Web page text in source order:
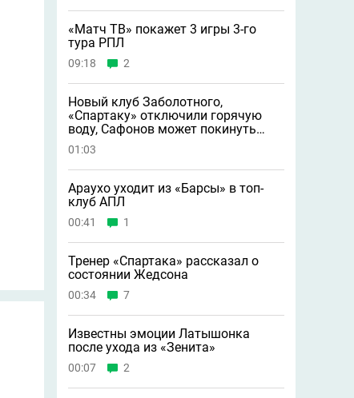
«Матч ТВ» покажет 3 игры 3-го
тура РПЛ
09:18 2
Новый клуб Заболотного,
«Спартаку» отключили горячую
воду, Сафонов может покинуть
«ПСЖ» и другие новости
01:03
Араухо уходит из «Барсы» в топ-
клуб АПЛ
00:41 1
Тренер «Спартака» рассказал о
состоянии Жедсона
00:34 7
Известны эмоции Латышонка
после ухода из «Зенита»
00:07 2